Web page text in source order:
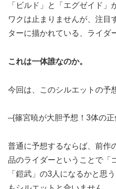
「ビルド」と「エグゼイド
ワクは止まりませんが、注目
ターに描かれている、ライダ
これは一体誰なのか。
今回は、このシルエットの予
–{篠宮暁が大胆予想！3体の
普通に予想するならば、前作
品のライダーということで「
「鎧武」の3人になるかと思